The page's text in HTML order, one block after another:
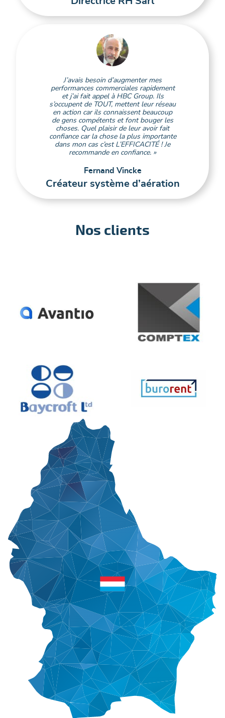
J’avais besoin d’augmenter mes
performances commerciales rapidement
et j’ai fait appel à HBC Group. Ils
s’occupent de TOUT, mettent leur réseau
en action car ils connaissent beaucoup
de gens compétents et font bouger les
choses. Quel plaisir de leur avoir fait
confiance car la chose la plus importante
dans mon cas c’est L’EFFICACITÉ ! Je
recommande en confiance. »
Fernand Vincke
Créateur système d’aération
Nos clients